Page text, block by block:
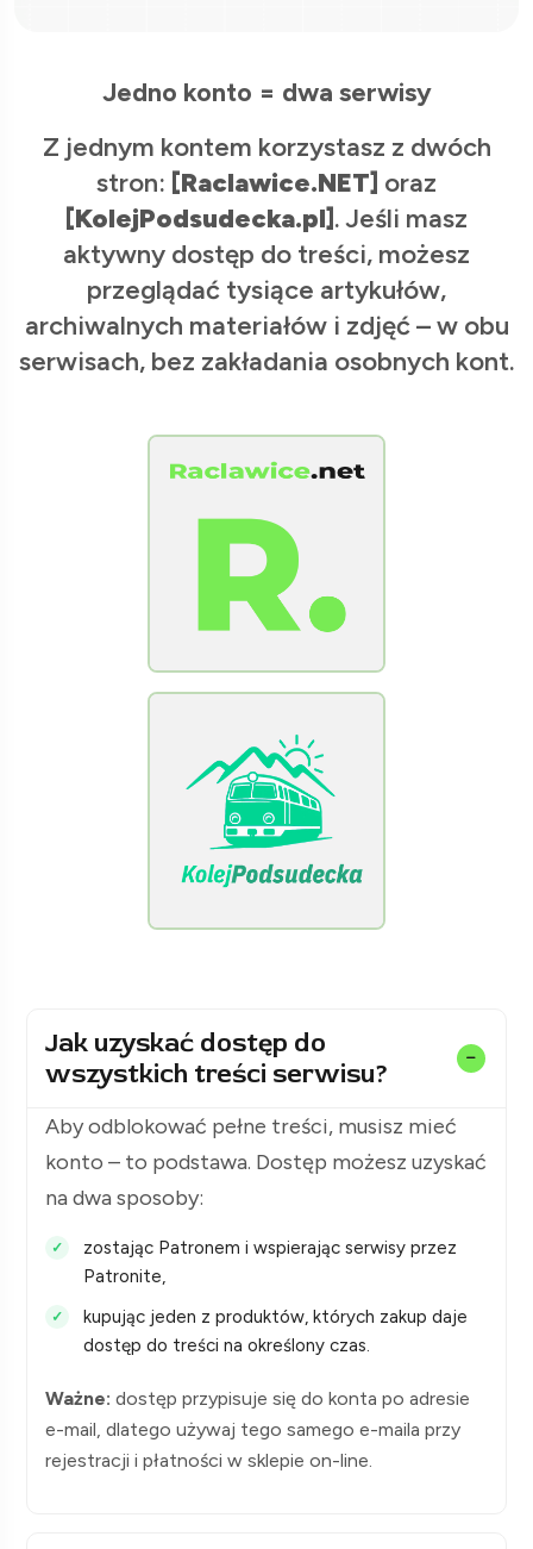
Jedno konto = dwa serwisy
Z jednym kontem korzystasz z dwóch
stron: [Raclawice.NET] oraz
[KolejPodsudecka.pl]. Jeśli masz
aktywny dostęp do treści, możesz
przeglądać tysiące artykułów,
archiwalnych materiałów i zdjęć – w obu
serwisach, bez zakładania osobnych kont.
Jak uzyskać dostęp do
wszystkich treści serwisu?
Aby odblokować pełne treści, musisz mieć
konto – to podstawa. Dostęp możesz uzyskać
na dwa sposoby:
zostając Patronem i wspierając serwisy przez
Patronite,
kupując jeden z produktów, których zakup daje
dostęp do treści na określony czas.
Ważne: dostęp przypisuje się do konta po adresie
e-mail, dlatego używaj tego samego e-maila przy
rejestracji i płatności w sklepie on-line.